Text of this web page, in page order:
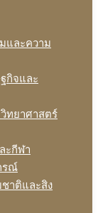
และความ
กิจและ
ทยาศาสตร์
ะกีฬา
รณ์
ชาติและสิง